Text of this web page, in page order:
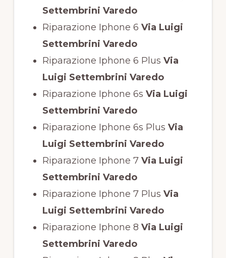
Settembrini Varedo
Riparazione Iphone 6 Via Luigi
Settembrini Varedo
Riparazione Iphone 6 Plus Via
Luigi Settembrini Varedo
Riparazione Iphone 6s Via Luigi
Settembrini Varedo
Riparazione Iphone 6s Plus Via
Luigi Settembrini Varedo
Riparazione Iphone 7Via Luigi
Settembrini Varedo
Riparazione Iphone 7 Plus Via
Luigi Settembrini Varedo
Riparazione Iphone 8 Via Luigi
Settembrini Varedo